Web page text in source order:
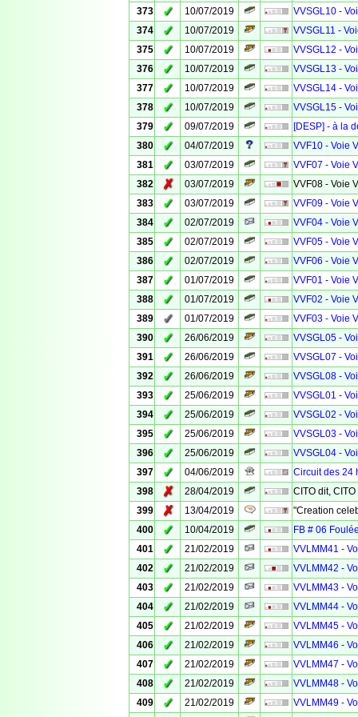
373
✓ 10/07/2019
VVSGL10 -
374
✓ 10/07/2019
VVSGL11 -
375
✓ 10/07/2019
VVSGL12 -
376
✓ 10/07/2019
VVSGL13 -
377
✓ 10/07/2019
VVSGL14 -
378
✓ 10/07/2019
VVSGL15 -
379
✓ 09/07/2019
[DESP] - à la
380
✓ 04/07/2019
VVF10 - Voie
381
✓ 03/07/2019
VVF07 - Voie
382
✗ 03/07/2019
VVF08 - Voie
383
✓ 03/07/2019
VVF09 - Voie
384
✓ 02/07/2019
VVF04 - Voie
385
✓ 02/07/2019
VVF05 - Voie
386
✓ 02/07/2019
VVF06 - Voie
387
✓ 01/07/2019
VVF01 - Voie
388
✓ 01/07/2019
VVF02 - Voie
389
✓ 01/07/2019
VVF03 - Voie
390
✓ 26/06/2019
VVSGL05 -
391
✓ 26/06/2019
VVSGL07 -
392
✓ 26/06/2019
VVSGL08 -
393
✓ 25/06/2019
VVSGL01 -
394
✓ 25/06/2019
VVSGL02 -
395
✓ 25/06/2019
VVSGL03 -
396
✓ 25/06/2019
VVSGL04 -
397
✓ 04/06/2019
Circuit des 24
398
✗ 28/04/2019
CITO dit,
399
✗ 13/04/2019
"Creation
400
✓ 10/04/2019
FB # 06
401
✓ 21/02/2019
VVLMM41 -
402
✓ 21/02/2019
VVLMM42 -
403
✓ 21/02/2019
VVLMM43 -
404
✓ 21/02/2019
VVLMM44 -
405
✓ 21/02/2019
VVLMM45 -
406
✓ 21/02/2019
VVLMM46 -
407
✓ 21/02/2019
VVLMM47 -
408
✓ 21/02/2019
VVLMM48 -
409
✓ 21/02/2019
VVLMM49 -